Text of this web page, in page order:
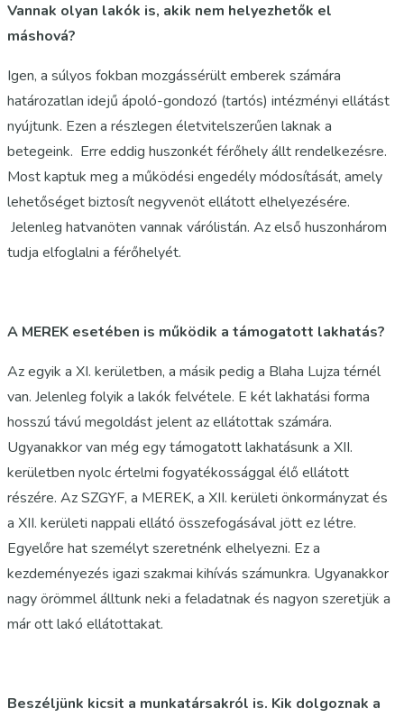
Vannak olyan lakók is, akik nem helyezhetők el
máshová?
Igen, a súlyos fokban mozgássérült emberek számára
határozatlan idejű ápoló-gondozó (tartós) intézményi ellátást
nyújtunk. Ezen a részlegen életvitelszerűen laknak a
betegeink. Erre eddig huszonkét férőhely állt rendelkezésre.
Most kaptuk meg a működési engedély módosítását, amely
lehetőséget biztosít negyvenöt ellátott elhelyezésére.
Jelenleg hatvanöten vannak várólistán. Az első huszonhárom
tudja elfoglalni a férőhelyét.
A MEREK esetében is működik a támogatott lakhatás?
Az egyik a XI. kerületben, a másik pedig a Blaha Lujza térnél
van. Jelenleg folyik a lakók felvétele. E két lakhatási forma
hosszú távú megoldást jelent az ellátottak számára.
Ugyanakkor van még egy támogatott lakhatásunk a XII.
kerületben nyolc értelmi fogyatékossággal élő ellátott
részére. Az SZGYF, a MEREK, a XII. kerületi önkormányzat és
a XII. kerületi nappali ellátó összefogásával jött ez létre.
Egyelőre hat személyt szeretnénk elhelyezni. Ez a
kezdeményezés igazi szakmai kihívás számunkra. Ugyanakkor
nagy örömmel álltunk neki a feladatnak és nagyon szeretjük a
már ott lakó ellátottakat.
Beszéljünk kicsit a munkatársakról is. Kik dolgoznak a